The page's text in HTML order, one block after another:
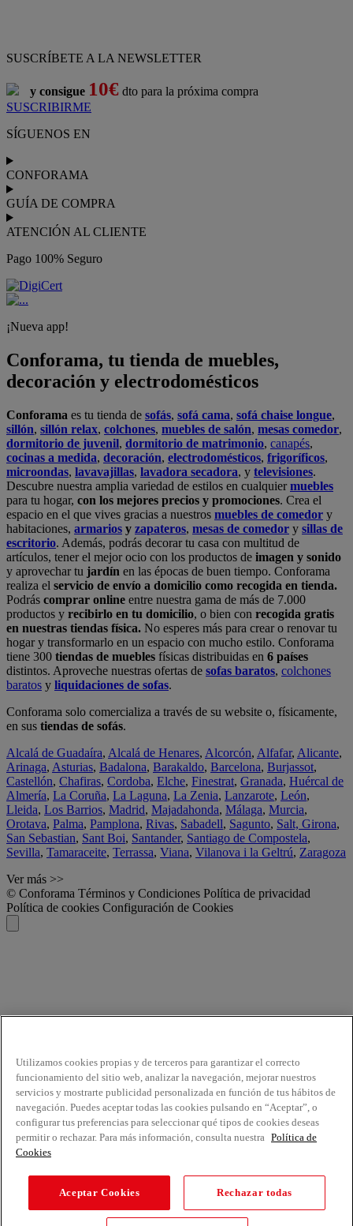
SUSCRÍBETE A LA NEWSLETTER
y consigue 10€ dto para la próxima compra
SUSCRIBIRME
SÍGUENOS EN
CONFORAMA
GUÍA DE COMPRA
ATENCIÓN AL CLIENTE
Pago 100% Seguro
¡Nueva app!
Conforama, tu tienda de muebles,
decoración y electrodomésticos
Conforama es tu tienda de sofás, sofá cama, sofá chaise longue,
sillón, sillón relax, colchones, muebles de salón, mesas comedor,
dormitorio de juvenil, dormitorio de matrimonio, canapés,
cocinas a medida, decoración, electrodomésticos, frigoríficos,
microondas, lavavajillas, lavadora secadora, y televisiones.
Descubre nuestra amplia variedad de estilos en cualquiermuebles
para tu hogar, con los mejores precios y promociones. Crea el
espacio en el que vives gracias a nuestros muebles de comedor y
habitaciones, armarios y zapateros, mesas de comedor y sillas de
escritorio. Además, podrás decorar tu casa con multitud de
artículos, tener el mejor ocio con los productos de imagen y sonido
y aprovechar tu jardín en las épocas de buen tiempo. Conforama
realiza el servicio de envío a domicilio como recogida en tienda.
Podrás comprar online entre nuestra gama de más de 7.000
productos y recibirlo en tu domicilio, o bien con recogida gratis
en nuestras tiendas física. No esperes más para crear o renovar tu
hogar y transformarlo en un espacio con mucho estilo. Conforama
tiene 300 tiendas de muebles físicas distribuidas en 6 países
distintos. Aproveche nuestras ofertas de sofas baratos, colchones
baratos y liquidaciones de sofas.
Conforama solo comercializa a través de su website o, físicamente,
en sus tiendas de sofás.
Alcalá de Guadaíra, Alcalá de Henares, Alcorcón, Alfafar, Alicante,
Arinaga, Asturias, Badalona, Barakaldo, Barcelona, Burjassot,
Castellón, Chafiras, Cordoba, Elche, Finestrat, Granada, Huércal de
Almería, La Coruña, La Laguna, La Zenia, Lanzarote, León,
Lleida, Los Barrios, Madrid, Majadahonda, Málaga, Murcia,
Orotava, Palma, Pamplona, Rivas, Sabadell, Sagunto, Salt, Girona,
San Sebastian, Sant Boi, Santander, Santiago de Compostela,
Sevilla, Tamaraceite, Terrassa, Viana, Vilanova i la Geltrú, Zaragoza
Ver más >>
© Conforama Términos y Condiciones Política de privacidad
Política de cookies Configuración de Cookies
Utilizamos cookies propias y de terceros para garantizar el correcto
funcionamiento del sitio web, analizar la navegación, mejorar nuestros
servicios y mostrarte publicidad personalizada en función de tus hábitos de
navegación. Puedes aceptar todas las cookies pulsando en “Aceptar”, o
configurar tus preferencias para seleccionar qué tipos de cookies deseas
permitir o rechazar. Para más información, consulta nuestra Política de
Cookies
Aceptar Cookies Rechazar todas